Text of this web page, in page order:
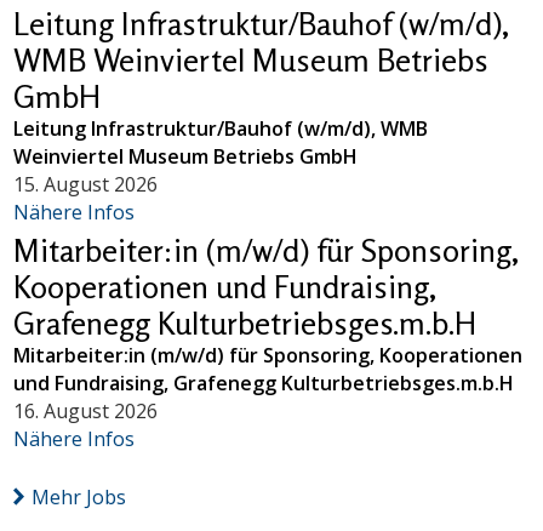
Leitung Infrastruktur/Bauhof (w/m/d),
WMB Weinviertel Museum Betriebs
GmbH
Leitung Infrastruktur/Bauhof (w/m/d), WMB
Weinviertel Museum Betriebs GmbH
15. August 2026
Nähere Infos
Mitarbeiter:in (m/w/d) für Sponsoring,
Kooperationen und Fundraising,
Grafenegg Kulturbetriebsges.m.b.H
Mitarbeiter:in (m/w/d) für Sponsoring, Kooperationen
und Fundraising, Grafenegg Kulturbetriebsges.m.b.H
16. August 2026
Nähere Infos
Mehr Jobs